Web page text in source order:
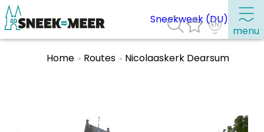
menu
Sneekweek (DU)
Home Routes Nicolaaskerk Dearsum